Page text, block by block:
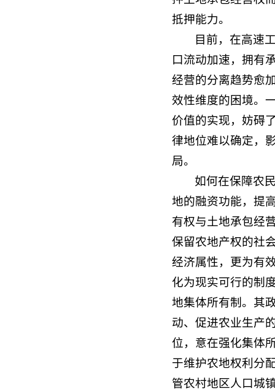
抵押能力。
目前，在高速
口流动加速，拥有
经营的分离趋势愈
效性维度的困境。
价值的实现，妨碍
律地位难以确定，
局。
如何在保障农
地的融资功能，提
有权与土地承包经
保留农地产权的社
经济属性，更为有
化为现实可行的制
地集体所有制。其
动、促进农业生产
位，意在强化集体
于维护农地权利分
管农村地区人口城